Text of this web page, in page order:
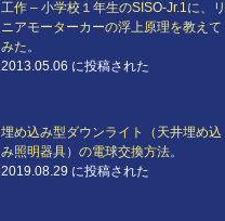
工作 – 小学校１年生のSISO-Jr.1に、リ
ニアモーターカーの浮上原理を教えて
みた。
2013.05.06 に投稿された
埋め込み型ダウンライト（天井埋め込
み照明器具）の電球交換方法。
2019.08.29 に投稿された